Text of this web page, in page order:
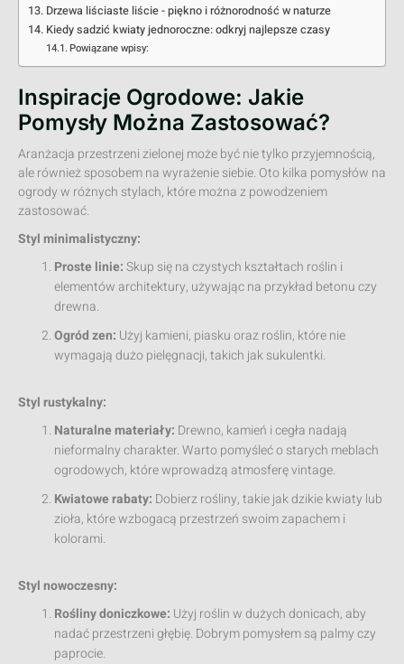
Drzewa liściaste liście - piękno i różnorodność w naturze
Kiedy sadzić kwiaty jednoroczne: odkryj najlepsze czasy
Powiązane wpisy:
Inspiracje Ogrodowe: Jakie
Pomysły Można Zastosować?
Aranżacja przestrzeni zielonej może być nie tylko przyjemnością,
ale również sposobem na wyrażenie siebie. Oto kilka pomysłów na
ogrody w różnych stylach, które można z powodzeniem
zastosować.
Styl minimalistyczny:
Proste linie:Skup się na czystych kształtach roślin i
elementów architektury, używając na przykład betonu czy
drewna.
Ogród zen: Użyj kamieni, piasku oraz roślin, które nie
wymagają dużo pielęgnacji, takich jak sukulentki.
Styl rustykalny:
Naturalne materiały: Drewno, kamień i cegła nadają
nieformalny charakter. Warto pomyśleć o starych meblach
ogrodowych, które wprowadzą atmosferę vintage.
Kwiatowe rabaty: Dobierz rośliny, takie jak dzikie kwiaty lub
zioła, które wzbogacą przestrzeń swoim zapachem i
kolorami.
Styl nowoczesny:
Rośliny doniczkowe: Użyj roślin w dużych donicach, aby
nadać przestrzeni głębię. Dobrym pomysłem są palmy czy
paprocie.